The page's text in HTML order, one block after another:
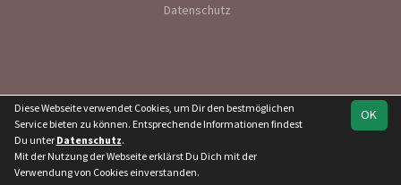
Datenschutz
OK
Diese Webseite verwendet Cookies, um Dir den bestmöglichen
Service bieten zu können. Entsprechende Informationen findest
Du unter Datenschutz.
Mit der Nutzung der Webseite erklärst Du Dich mit der
Verwendung von Cookies einverstanden.